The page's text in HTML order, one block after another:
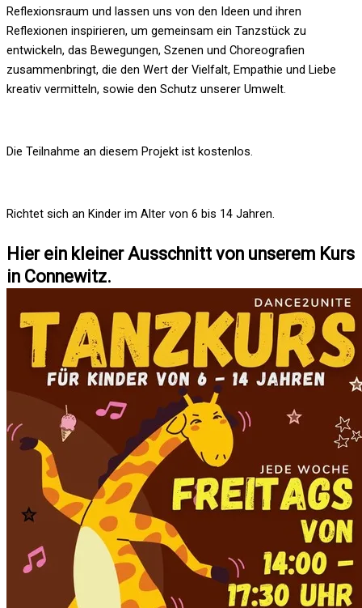
Reflexionsraum und lassen uns von den Ideen und ihren
Reflexionen inspirieren, um gemeinsam ein Tanzstück zu
entwickeln, das Bewegungen, Szenen und Choreografien
zusammenbringt, die den Wert der Vielfalt, Empathie und Liebe
kreativ vermitteln, sowie den Schutz unserer Umwelt.
Die Teilnahme an diesem Projekt ist kostenlos.
Richtet sich an Kinder im Alter von 6 bis 14 Jahren.
Hier ein kleiner Ausschnitt von unserem Kurs
in Connewitz.